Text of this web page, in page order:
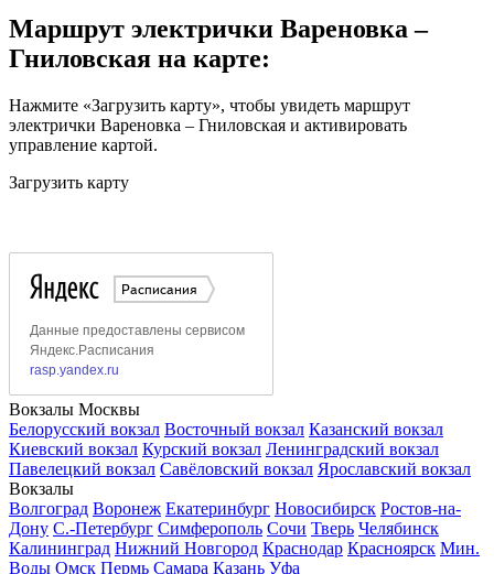
Маршрут электрички Вареновка –
Гниловская на карте:
Нажмите «Загрузить карту», чтобы увидеть маршрут
электрички Вареновка – Гниловская и активировать
управление картой.
Загрузить карту
Вокзалы Москвы
Белорусский вокзал Восточный вокзал Казанский вокзал
Киевский вокзал Курский вокзал Ленинградский вокзал
Павелецкий вокзал Савёловский вокзал Ярославский вокзал
Вокзалы
Волгоград Воронеж Екатеринбург Новосибирск Ростов-на-
Дону С.-Петербург Симферополь Сочи Тверь Челябинск
Калининград Нижний Новгород Краснодар Красноярск Мин.
Воды Омск Пермь Самара Казань Уфа